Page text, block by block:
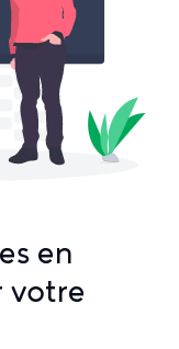
en
votre